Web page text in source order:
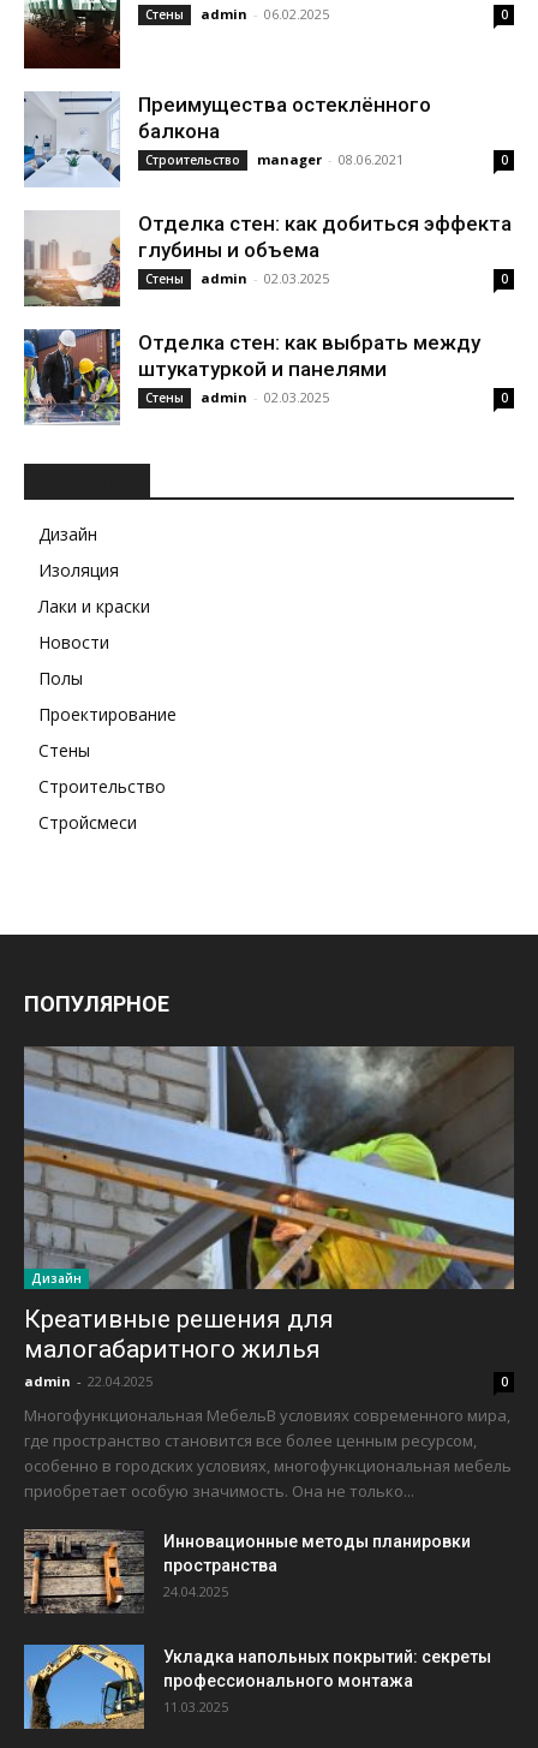
Стены admin - 06.02.2025 0
Преимущества остеклённого
балкона
Строительство manager - 08.06.2021 0
Отделка стен: как добиться эффекта
глубины и объема
Стены admin - 02.03.2025 0
Отделка стен: как выбрать между
штукатуркой и панелями
Стены admin - 02.03.2025 0
Дизайн
Изоляция
Лаки и краски
Новости
Полы
Проектирование
Стены
Строительство
Стройсмеси
ПОПУЛЯРНОЕ
Дизайн
Креативные решения для
малогабаритного жилья
admin - 22.04.2025 0
Многофункциональная МебельВ условиях современного мира,
где пространство становится все более ценным ресурсом,
особенно в городских условиях, многофункциональная мебель
приобретает особую значимость. Она не только...
Инновационные методы планировки
пространства
24.04.2025
Укладка напольных покрытий: секреты
профессионального монтажа
11.03.2025